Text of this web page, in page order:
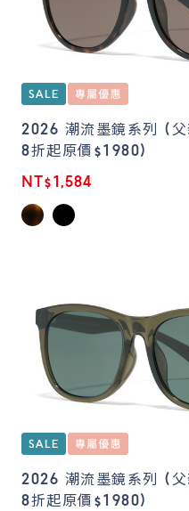
2026 潮流墨鏡系列 (
8折起原價$1980)
NT$1,584
2026 潮流墨鏡系列 (
8折起原價$1980)